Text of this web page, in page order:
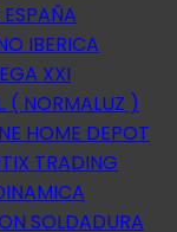
ESPAÑA
IBERICA
XXI
( NORMALUZ )
HOME DEPOT
TRADING
SOLDADURA